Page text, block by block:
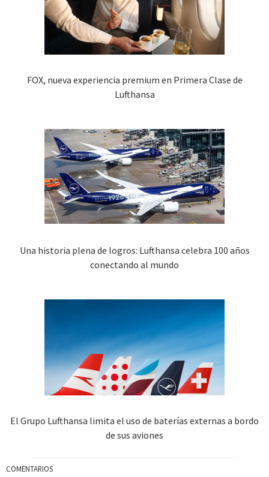
FOX, nueva experiencia premium en Primera Clase de
Lufthansa
Una historia plena de logros: Lufthansa celebra 100 años
conectando al mundo
El Grupo Lufthansa limita el uso de baterías externas a bordo
de sus aviones
COMENTARIOS